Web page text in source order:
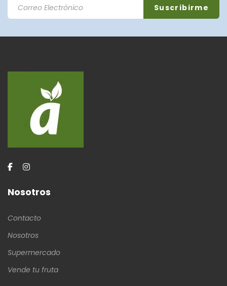
Nosotros
Contacto
Nosotros
Supermercado
Vende tu fruta